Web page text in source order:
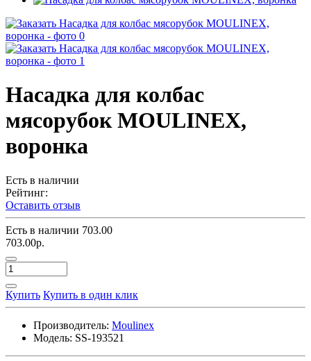
Насадка для колбас
мясорубок MOULINEX,
воронка
Есть в наличии
Рейтинг:
Оставить отзыв
Есть в наличии 703.00
703.00р.
Купить Купить в один клик
Производитель: Moulinex
Модель: SS-193521